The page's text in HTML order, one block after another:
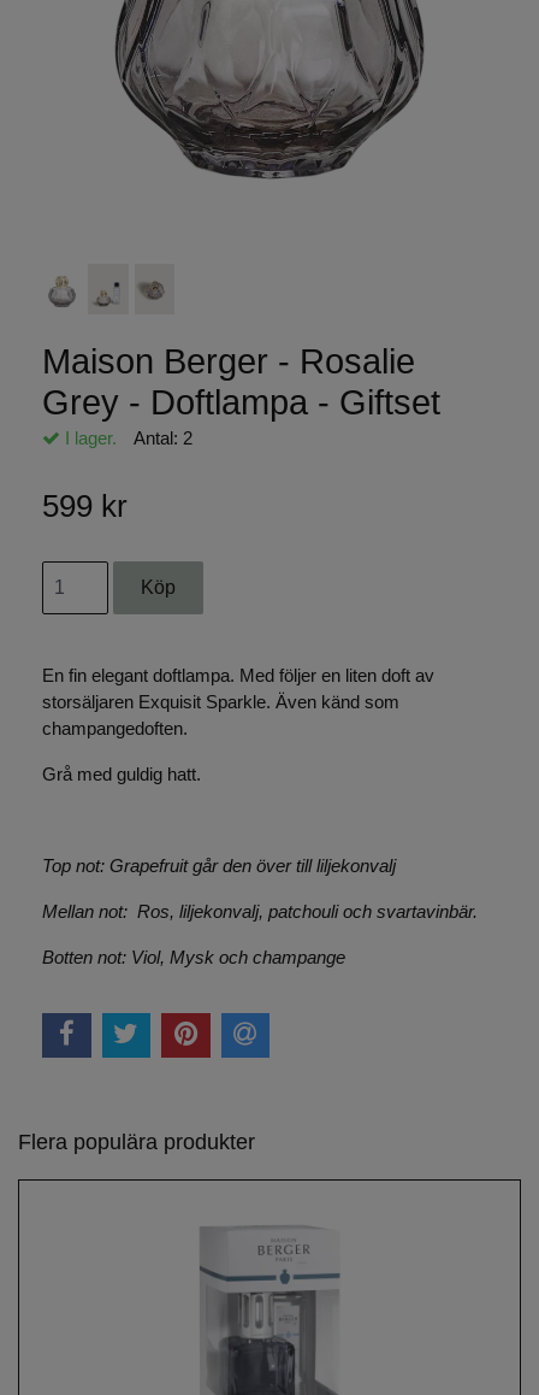
Maison Berger - Rosalie
Grey - Doftlampa - Giftset
I lager. Antal: 2
599 kr
En fin elegant doftlampa. Med följer en liten doft av
storsäljaren Exquisit Sparkle. Även känd som
champangedoften.
Grå med guldig hatt.
Top not: Grapefruit går den över till liljekonvalj
Mellan not: Ros, liljekonvalj, patchouli och svartavinbär.
Botten not: Viol, Mysk och champange
Flera populära produkter